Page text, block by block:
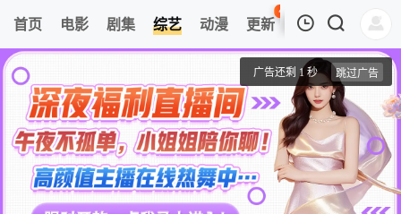
首页 电影 剧集 综艺 动漫 更新
41
热榜 APP
超前微综
爸爸当家 第三季
清空